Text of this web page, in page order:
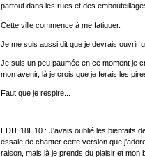
partout dans les rues et des
Cette ville commence à me fatiguer.
Je me suis aussi dit que je devrais ouvrir
Je suis un peu paumée en ce moment je
mon avenir, là je crois que je ferais les
Faut que je respire...
EDIT 18H10 : J'avais oublié les bienfaits
essaie de chanter cette version que
raison, mais là je prends du plaisir et